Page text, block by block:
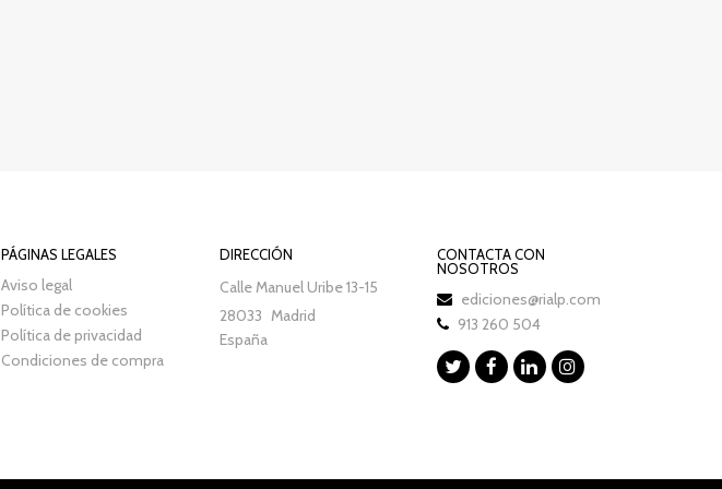
PÁGINAS LEGALES
Aviso legal
Política de cookies
Política de privacidad
Condiciones de compra
DIRECCIÓN
Calle Manuel Uribe 13-15
28033 Madrid
España
CONTACTA CON
NOSOTROS
ediciones@rialp.com
913 260 504